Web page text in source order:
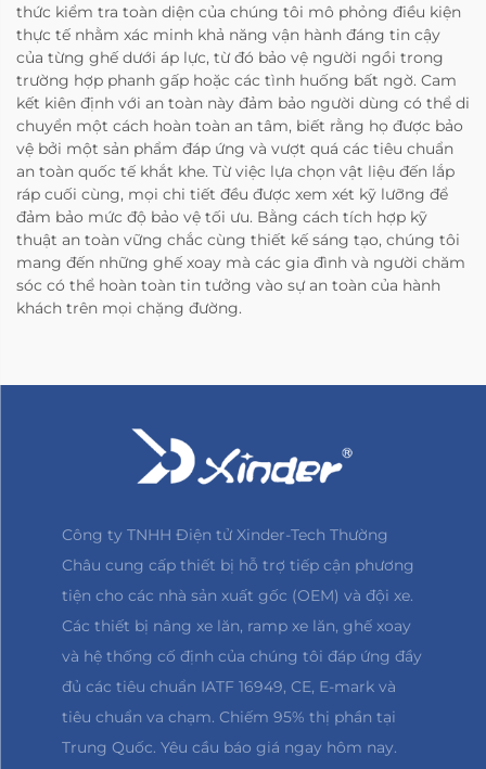
thức kiểm tra toàn diện của chúng tôi mô phỏng điều kiện
thực tế nhằm xác minh khả năng vận hành đáng tin cậy
của từng ghế dưới áp lực, từ đó bảo vệ người ngồi trong
trường hợp phanh gấp hoặc các tình huống bất ngờ. Cam
kết kiên định với an toàn này đảm bảo người dùng có thể di
chuyển một cách hoàn toàn an tâm, biết rằng họ được bảo
vệ bởi một sản phẩm đáp ứng và vượt quá các tiêu chuẩn
an toàn quốc tế khắt khe. Từ việc lựa chọn vật liệu đến lắp
ráp cuối cùng, mọi chi tiết đều được xem xét kỹ lưỡng để
đảm bảo mức độ bảo vệ tối ưu. Bằng cách tích hợp kỹ
thuật an toàn vững chắc cùng thiết kế sáng tạo, chúng tôi
mang đến những ghế xoay mà các gia đình và người chăm
sóc có thể hoàn toàn tin tưởng vào sự an toàn của hành
khách trên mọi chặng đường.
Công ty TNHH Điện tử Xinder-Tech Thường
Châu cung cấp thiết bị hỗ trợ tiếp cận phương
tiện cho các nhà sản xuất gốc (OEM) và đội xe.
Các thiết bị nâng xe lăn, ramp xe lăn, ghế xoay
và hệ thống cố định của chúng tôi đáp ứng đầy
đủ các tiêu chuẩn IATF 16949, CE, E-mark và
tiêu chuẩn va chạm. Chiếm 95% thị phần tại
Trung Quốc. Yêu cầu báo giá ngay hôm nay.